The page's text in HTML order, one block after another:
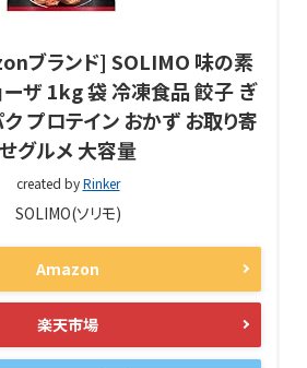
ブランド] SOLIMO 味の素
ザ 1kg 袋 冷凍食品 餃子 ぎ
ク プロテイン おかず お取り寄
せグルメ 大容量
created byRinker
SOLIMO(ソリモ)
Amazon
楽天市場